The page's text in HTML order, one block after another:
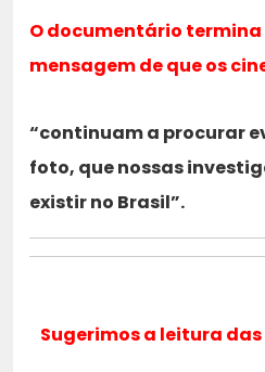
O documentário termina
mensagem de que os
“continuam a procurar
foto, que nossas
existir no Brasil”.
Sugerimos a leitura